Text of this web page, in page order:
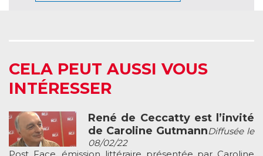
CELA PEUT AUSSI VOUS
INTÉRESSER
René de Ceccatty est l’invité
de Caroline GutmannDiffusée le
08/02/22
Post Face, émission littéraire présentée par Caroline